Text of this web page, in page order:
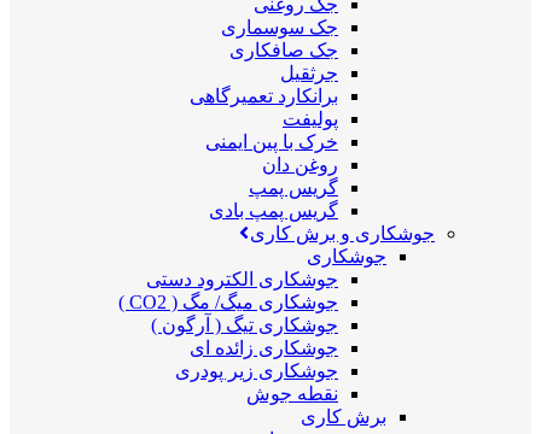
جک روغنی
جک سوسماری
جک صافکاری
جرثقیل
برانکارد تعمیرگاهی
پولیفت
خرک با پین ایمنی
روغن دان
گریس پمپ
گریس پمپ بادی
جوشکاری و برش کاری
جوشکاری
جوشکاری الکترود دستی
جوشکاری میگ/ مگ ( CO2 )
جوشکاری تیگ ( آرگون )
جوشکاری زائده ای
جوشکاری زیر پودری
نقطه جوش
برش کاری